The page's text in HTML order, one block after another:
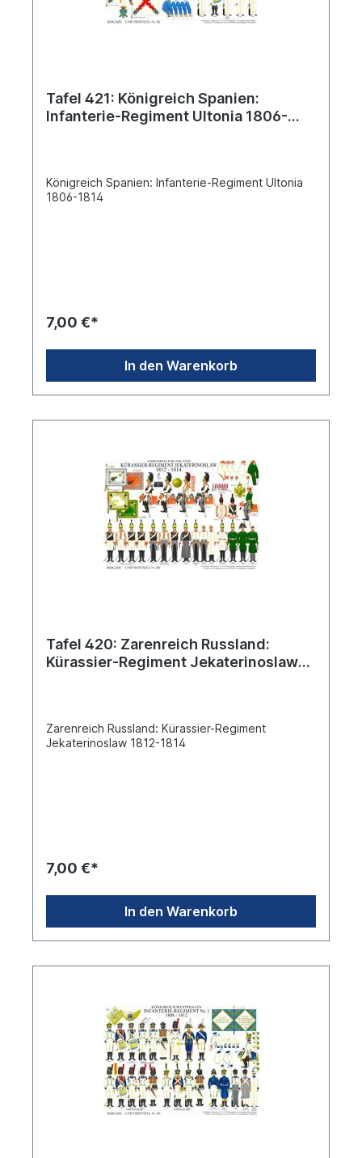
Tafel 421: Königreich Spanien:
Infanterie-Regiment Ultonia 1806-
Königreich Spanien: Infanterie-Regiment Ultonia
1806-1814
7,00 €*
In den Warenkorb
Tafel 420: Zarenreich Russland:
Kürassier-Regiment Jekaterinoslaw
Zarenreich Russland: Kürassier-Regiment
Jekaterinoslaw 1812-1814
7,00 €*
In den Warenkorb